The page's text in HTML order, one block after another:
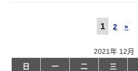
1 2 »
2021年 12月
日
一 二 三